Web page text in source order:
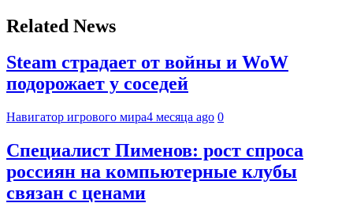
Related News
Steam страдает от войны и WoW
подорожает у соседей
Навигатор игрового мира4 месяца ago 0
Специалист Пименов: рост спроса
россиян на компьютерные клубы
связан с ценами